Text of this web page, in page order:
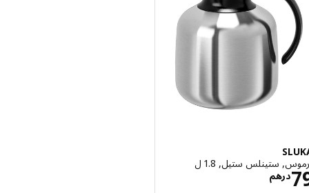
ستينلس ستيل, 1.8 ل
درهمالاسعار درهم 79